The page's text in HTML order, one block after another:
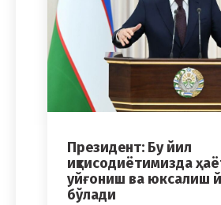
Президент: Бу йил
иқтисодиётимизда
уйғониш ва юксалиш
бўлади